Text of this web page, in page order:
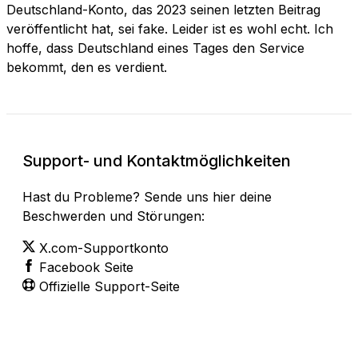
Deutschland-Konto, das 2023 seinen letzten Beitrag
veröffentlicht hat, sei fake. Leider ist es wohl echt. Ich
hoffe, dass Deutschland eines Tages den Service
bekommt, den es verdient.
Support- und Kontaktmöglichkeiten
Hast du Probleme? Sende uns hier deine
Beschwerden und Störungen:
X.com-Supportkonto
Facebook Seite
Offizielle Support-Seite